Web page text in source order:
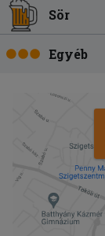
Sör
Egyéb